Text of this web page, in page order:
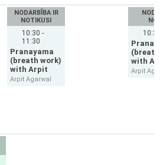
NODARBĪBA IR
NOTIKUSI
10:30 -
11:30
Pranayama
(breath work)
with Arpit
Arpit Agarwal
10:30
(breath
with
Arpit